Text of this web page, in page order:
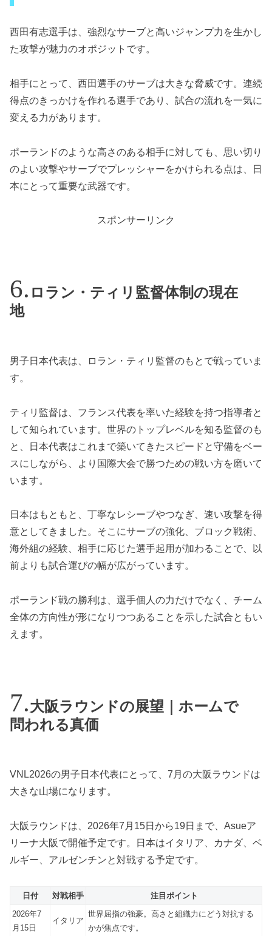
西田有志選手は、強烈なサーブと高いジャンプ力を生かし
た攻撃が魅力のオポジットです。
相手にとって、西田選手のサーブは大きな脅威です。連続
得点のきっかけを作れる選手であり、試合の流れを一気に
変える力があります。
ポーランドのような高さのある相手に対しても、思い切り
のよい攻撃やサーブでプレッシャーをかけられる点は、日
本にとって重要な武器です。
スポンサーリンク
ロラン・ティリ監督体制の現在
地
男子日本代表は、ロラン・ティリ監督のもとで戦っていま
す。
ティリ監督は、フランス代表を率いた経験を持つ指導者と
して知られています。世界のトップレベルを知る監督のも
と、日本代表はこれまで築いてきたスピードと守備をベー
スにしながら、より国際大会で勝つための戦い方を磨いて
います。
日本はもともと、丁寧なレシーブやつなぎ、速い攻撃を得
意としてきました。そこにサーブの強化、ブロック戦術、
海外組の経験、相手に応じた選手起用が加わることで、以
前よりも試合運びの幅が広がっています。
ポーランド戦の勝利は、選手個人の力だけでなく、チーム
全体の方向性が形になりつつあることを示した試合ともい
えます。
大阪ラウンドの展望｜ホームで
問われる真価
VNL2026の男子日本代表にとって、7月の大阪ラウンドは
大きな山場になります。
大阪ラウンドは、2026年7月15日から19日まで、Asueア
リーナ大阪で開催予定です。日本はイタリア、カナダ、ベ
ルギー、アルゼンチンと対戦する予定です。
日付 対戦相手
注目ポイント
2026年7
月15日
イタリア
世界屈指の強豪。高さと組織力にどう対抗する
かが焦点です。